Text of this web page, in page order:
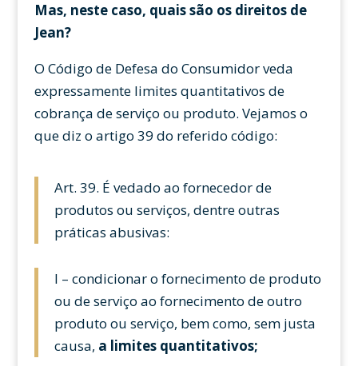
Mas, neste caso, quais são os direitos de
Jean?
O Código de Defesa do Consumidor veda
expressamente limites quantitativos de
cobrança de serviço ou produto. Vejamos o
que diz o artigo 39 do referido código:
Art. 39. É vedado ao fornecedor de
produtos ou serviços, dentre outras
práticas abusivas:
I – condicionar o fornecimento de produto
ou de serviço ao fornecimento de outro
produto ou serviço, bem como, sem justa
causa, a limites quantitativos;